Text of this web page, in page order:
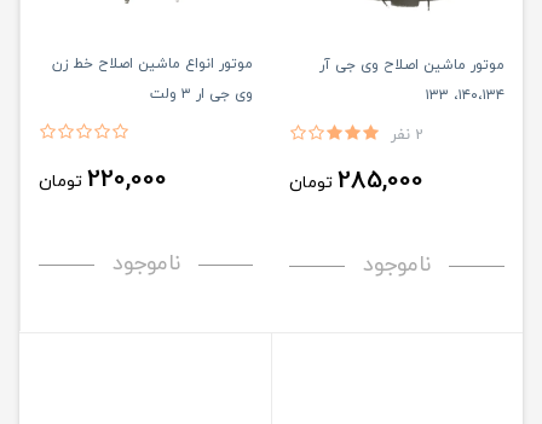
موتور ماشین اصلاح وی جی آر
۱۴۰،۱۳۴، ۱۳۳
2 نفر
285,000 تومان
ناموجود
موتور انواع ماشین اصلاح خط زن
وی جی ار ۳ ولت
220,000 تومان
ناموجود